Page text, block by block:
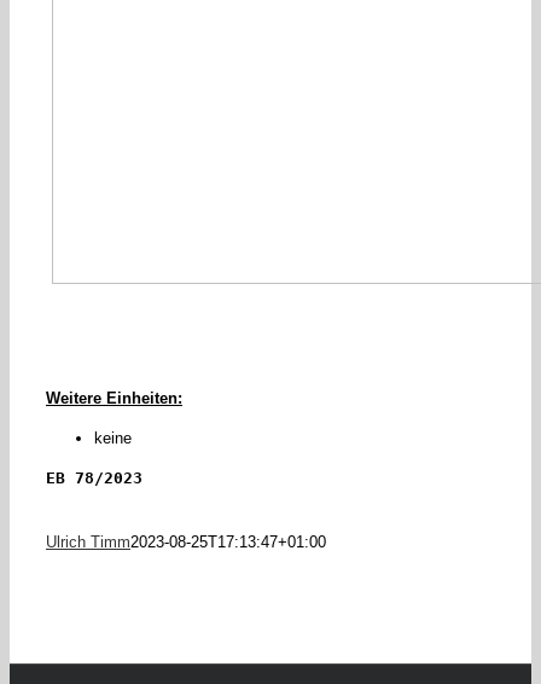
Weitere Einheiten:
keine
EB 78/2023
Ulrich Timm2023-08-25T17:13:47+01:00